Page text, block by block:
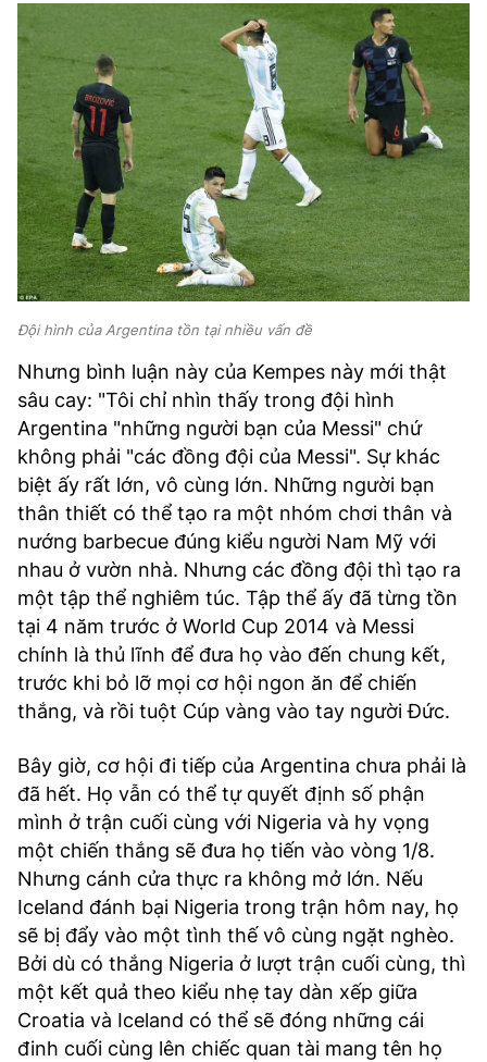
Đội hình của Argentina tồn tại nhiều vấn đề
Nhưng bình luận này của Kempes này mới thật
sâu cay: "Tôi chỉ nhìn thấy trong đội hình
Argentina "những người bạn của Messi" chứ
không phải "các đồng đội của Messi". Sự khác
biệt ấy rất lớn, vô cùng lớn. Những người bạn
thân thiết có thể tạo ra một nhóm chơi thân và
nướng barbecue đúng kiểu người Nam Mỹ với
nhau ở vườn nhà. Nhưng các đồng đội thì tạo ra
một tập thể nghiêm túc. Tập thể ấy đã từng tồn
tại 4 năm trước ở World Cup 2014 và Messi
chính là thủ lĩnh để đưa họ vào đến chung kết,
trước khi bỏ lỡ mọi cơ hội ngon ăn để chiến
thắng, và rồi tuột Cúp vàng vào tay người Đức.
Bây giờ, cơ hội đi tiếp của Argentina chưa phải là
đã hết. Họ vẫn có thể tự quyết định số phận
mình ở trận cuối cùng với Nigeria và hy vọng
một chiến thắng sẽ đưa họ tiến vào vòng 1/8.
Nhưng cánh cửa thực ra không mở lớn. Nếu
Iceland đánh bại Nigeria trong trận hôm nay, họ
sẽ bị đẩy vào một tình thế vô cùng ngặt nghèo.
Bởi dù có thắng Nigeria ở lượt trận cuối cùng, thì
một kết quả theo kiểu nhẹ tay dàn xếp giữa
Croatia và Iceland có thể sẽ đóng những cái
đinh cuối cùng lên chiếc quan tài mang tên họ